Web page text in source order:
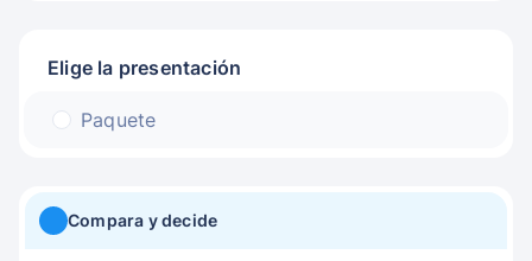
Elige la presentación
Paquete
Compara y decide